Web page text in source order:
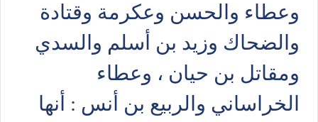
وعطاء والحسن وعكرمة وقتادة
والضحاك وزيد بن أسلم والسدي
ومقاتل بن حيان ، وعطاء
الخراساني والربيع بن أنس : أنها